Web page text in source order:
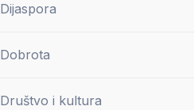
Dijaspora
Dobrota
Društvo i kultura